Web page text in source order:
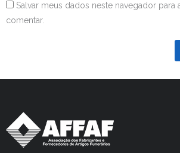
Salvar meus dados neste navegador para
comentar.